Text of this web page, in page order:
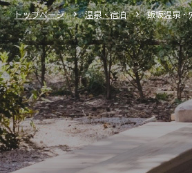
トップページ 温泉・宿泊 飯坂温泉・